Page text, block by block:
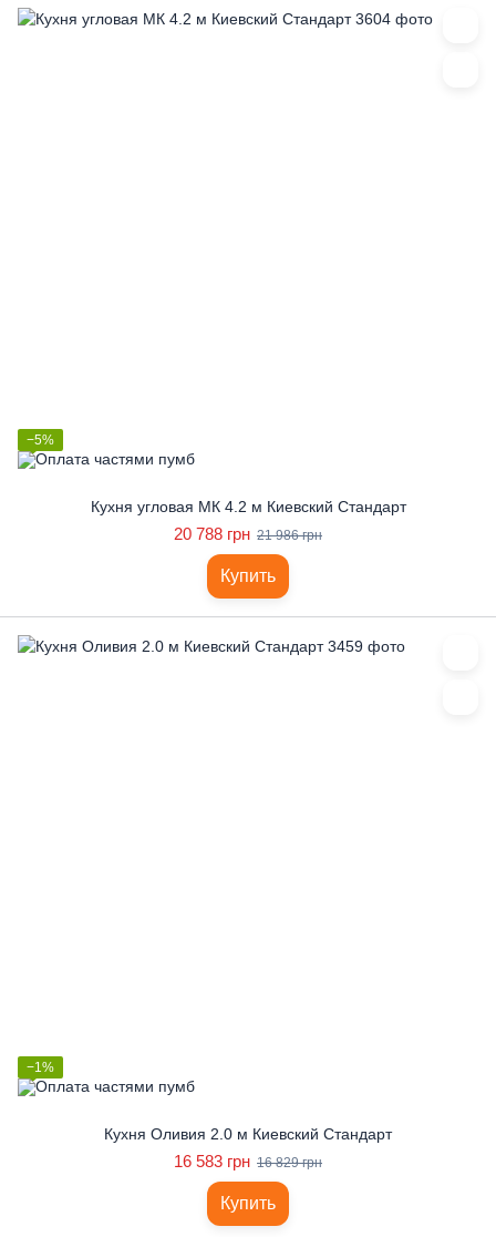
−5%
Кухня угловая МК 4.2 м Киевский Стандарт
20 788 грн 21 986 грн
Купить
−1%
Кухня Оливия 2.0 м Киевский Стандарт
16 583 грн 16 829 грн
Купить